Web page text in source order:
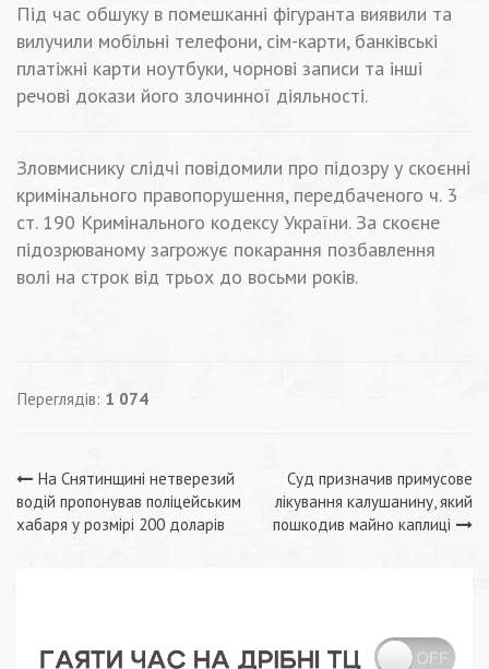
Під час обшуку в помешканні фігуранта виявили та
вилучили мобільні телефони, сім-карти, банківські
платіжні карти ноутбуки, чорнові записи та інші
речові докази його злочинної діяльності.
Зловмиснику слідчі повідомили про підозру у скоєнні
кримінального правопорушення, передбаченого ч. 3
ст. 190 Кримінального кодексу України. За скоєне
підозрюваному загрожує покарання позбавлення
волі на строк від трьох до восьми років.
Переглядів: 1 074
Навігація
записів
На Снятинщині нетверезий
водій пропонував поліцейським
хабаря у розмірі 200 доларів
Суд призначив примусове
лікування калушанину, який
пошкодив майно каплиці